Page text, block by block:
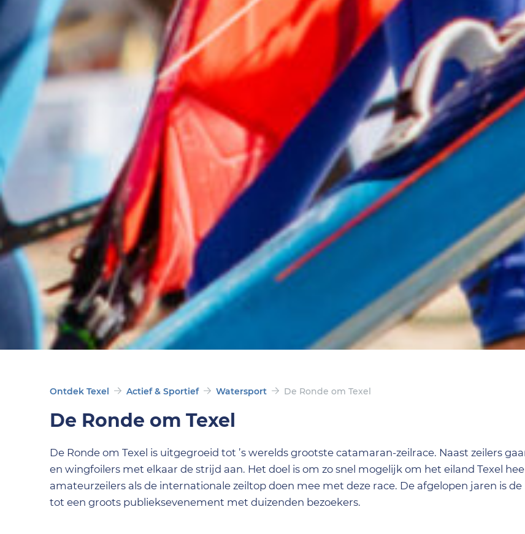
Ontdek Texel Actief & Sportief Watersport De Ronde om Texel
De Ronde om Texel
De Ronde om Texel is uitgegroeid tot ’s werelds grootste catamaran-zeilrace. Naast zeilers
en wingfoilers met elkaar de strijd aan. Het doel is om zo snel mogelijk om het eiland Texel
amateurzeilers als de internationale zeiltop doen mee met deze race. De afgelopen jaren is
tot een groots publieksevenement met duizenden bezoekers.